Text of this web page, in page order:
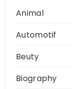
Animal
Automotif
Beuty
Biography